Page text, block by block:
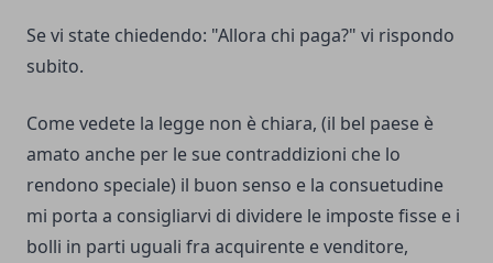
Se vi state chiedendo: "Allora chi paga?" vi rispondo
subito.
Come vedete la legge non è chiara, (il bel paese è
amato anche per le sue contraddizioni che lo
rendono speciale) il buon senso e la consuetudine
mi porta a consigliarvi di dividere le imposte fisse e i
bolli in parti uguali fra acquirente e venditore,